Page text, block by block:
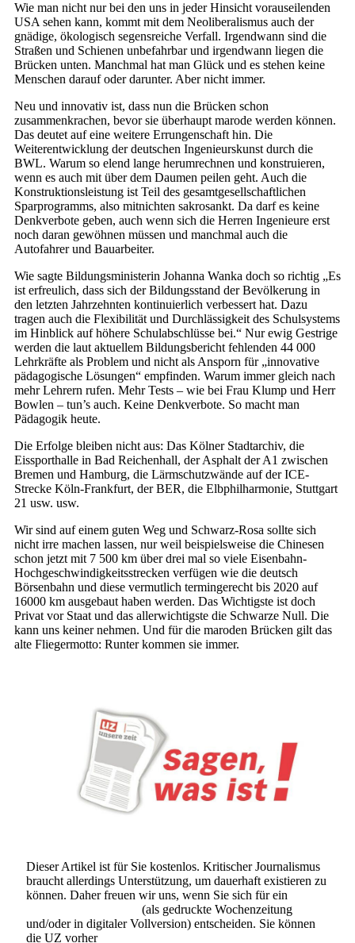
Wie man nicht nur bei den uns in jeder Hinsicht vorauseilenden
USA sehen kann, kommt mit dem Neoliberalismus auch der
gnädige, ökologisch segensreiche Verfall. Irgendwann sind die
Straßen und Schienen unbefahrbar und irgendwann liegen die
Brücken unten. Manchmal hat man Glück und es stehen keine
Menschen darauf oder darunter. Aber nicht immer.
Neu und innovativ ist, dass nun die Brücken schon
zusammenkrachen, bevor sie überhaupt marode werden können.
Das deutet auf eine weitere Errungenschaft hin. Die
Weiterentwicklung der deutschen Ingenieurskunst durch die
BWL. Warum so elend lange herumrechnen und konstruieren,
wenn es auch mit über dem Daumen peilen geht. Auch die
Konstruktionsleistung ist Teil des gesamtgesellschaftlichen
Sparprogramms, also mitnichten sakrosankt. Da darf es keine
Denkverbote geben, auch wenn sich die Herren Ingenieure erst
noch daran gewöhnen müssen und manchmal auch die
Autofahrer und Bauarbeiter.
Wie sagte Bildungsministerin Johanna Wanka doch so richtig „Es
ist erfreulich, dass sich der Bildungsstand der Bevölkerung in
den letzten Jahrzehnten kontinuierlich verbessert hat. Dazu
tragen auch die Flexibilität und Durchlässigkeit des Schulsystems
im Hinblick auf höhere Schulabschlüsse bei.“ Nur ewig Gestrige
werden die laut aktuellem Bildungsbericht fehlenden 44 000
Lehrkräfte als Problem und nicht als Ansporn für „innovative
pädagogische Lösungen“ empfinden. Warum immer gleich nach
mehr Lehrern rufen. Mehr Tests – wie bei Frau Klump und Herr
Bowlen – tun’s auch. Keine Denkverbote. So macht man
Pädagogik heute.
Die Erfolge bleiben nicht aus: Das Kölner Stadtarchiv, die
Eissporthalle in Bad Reichenhall, der Asphalt der A1 zwischen
Bremen und Hamburg, die Lärmschutzwände auf der ICE-
Strecke Köln-Frankfurt, der BER, die Elbphilharmonie, Stuttgart
21 usw. usw.
Wir sind auf einem guten Weg und Schwarz-Rosa sollte sich
nicht irre machen lassen, nur weil beispielsweise die Chinesen
schon jetzt mit 7 500 km über drei mal so viele Eisenbahn-
Hochgeschwindigkeitsstrecken verfügen wie die deutsch
Börsenbahn und diese vermutlich termingerecht bis 2020 auf
16000 km ausgebaut haben werden. Das Wichtigste ist doch
Privat vor Staat und das allerwichtigste die Schwarze Null. Die
kann uns keiner nehmen. Und für die maroden Brücken gilt das
alte Fliegermotto: Runter kommen sie immer.
Dieser Artikel ist für Sie kostenlos. Kritischer Journalismus
braucht allerdings Unterstützung, um dauerhaft existieren zu
können. Daher freuen wir uns, wenn Sie sich für ein
(als gedruckte Wochenzeitung
und/oder in digitaler Vollversion) entscheiden. Sie können
die UZ vorher